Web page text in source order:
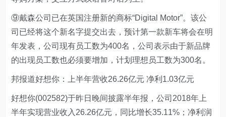
⑨戴森公司已在英国注册新的商标“Digital Motor”。该公
司已经将这个新名字提交出去，预计第一款新车将会在明
年发表，公司现有员工数为400名，公司表示由于新品牌
的出现员工数也必须要增加，计划理想员工数为300名。
邦报道好想你：上半年营收26.26亿元 净利1.03亿元
好想你(002582)于昨日晚间披露半年报，公司2018年上
半年实现营业收入26.26亿元，同比增长35.11%；净利润